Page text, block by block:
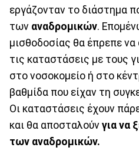
εργάζονταν το διάστημα
των αναδρομικών.
μισθοδοσίας θα έπρεπε
τις καταστάσεις με τους
στο νοσοκομείο ή στο
βαθμίδα που είχαν τη
Οι καταστάσεις έχουν
και θα αποσταλούν για να
των αναδρομικών.